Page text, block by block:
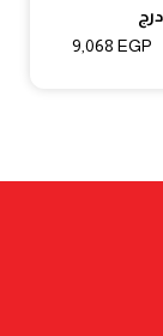
9,068 EGP